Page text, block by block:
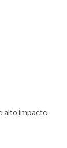
alto impacto